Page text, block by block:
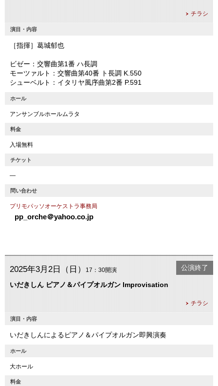
チラシ
演目・内容
［指揮］葛城郁也
ビゼー：交響曲第1番 ハ長調
モーツァルト：交響曲第40番 ト長調 K.550
シューベルト：イタリヤ風序曲第2番 P.591
ホール
アンサンブルホールムラタ
料金
入場無料
チケット
―
問い合わせ
プリモパッソオーケストラ事務局
pp_orche＠yahoo.co.jp
2025年3月2日（日）17：30開演
いだきしん ピアノ＆パイプオルガン Improvisation
チラシ
公演終了
演目・内容
いだきしんによるピアノ＆パイプオルガン即興演奏
ホール
大ホール
料金